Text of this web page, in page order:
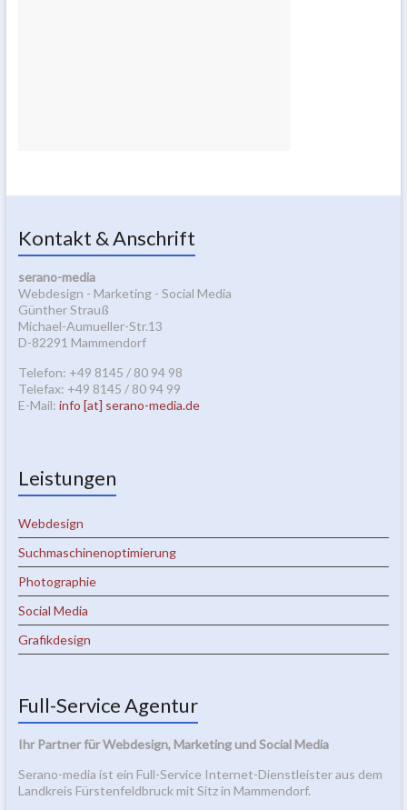
Kontakt & Anschrift
serano-media
Webdesign - Marketing - Social Media
Günther Strauß
Michael-Aumueller-Str.13
D-82291 Mammendorf
Telefon: +49 8145 / 80 94 98
Telefax: +49 8145 / 80 94 99
E-Mail: info [at] serano-media.de
Leistungen
Webdesign
Suchmaschinenoptimierung
Photographie
Social Media
Grafikdesign
Full-Service Agentur
Ihr Partner für Webdesign, Marketing und Social Media
Serano-media ist ein Full-Service Internet-Dienstleister aus dem
Landkreis Fürstenfeldbruck mit Sitz in Mammendorf.